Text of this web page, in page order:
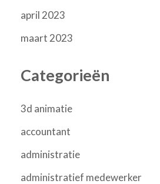
april 2023
maart 2023
Categorieën
3d animatie
accountant
administratie
administratief medewerker